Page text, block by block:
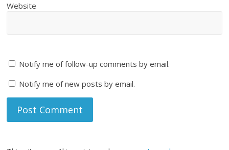
Website
Notify me of follow-up comments by email.
Notify me of new posts by email.